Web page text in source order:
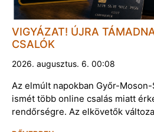
VIGYÁZAT! ÚJRA
CSALÓK
2026. augusztus. 6. 00:08
Az elmúlt napokban Győr-
ismét több online csalás miatt
rendőrségre. Az elkövetők